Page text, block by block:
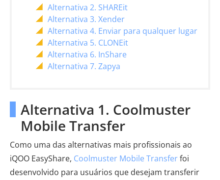
Alternativa 2. SHAREit
Alternativa 3. Xender
Alternativa 4. Enviar para qualquer lugar
Alternativa 5. CLONEit
Alternativa 6. InShare
Alternativa 7. Zapya
Alternativa 1. Coolmuster
Mobile Transfer
Como uma das alternativas mais profissionais ao
iQOO EasyShare, Coolmuster Mobile Transferfoi
desenvolvido para usuários que desejam transferir